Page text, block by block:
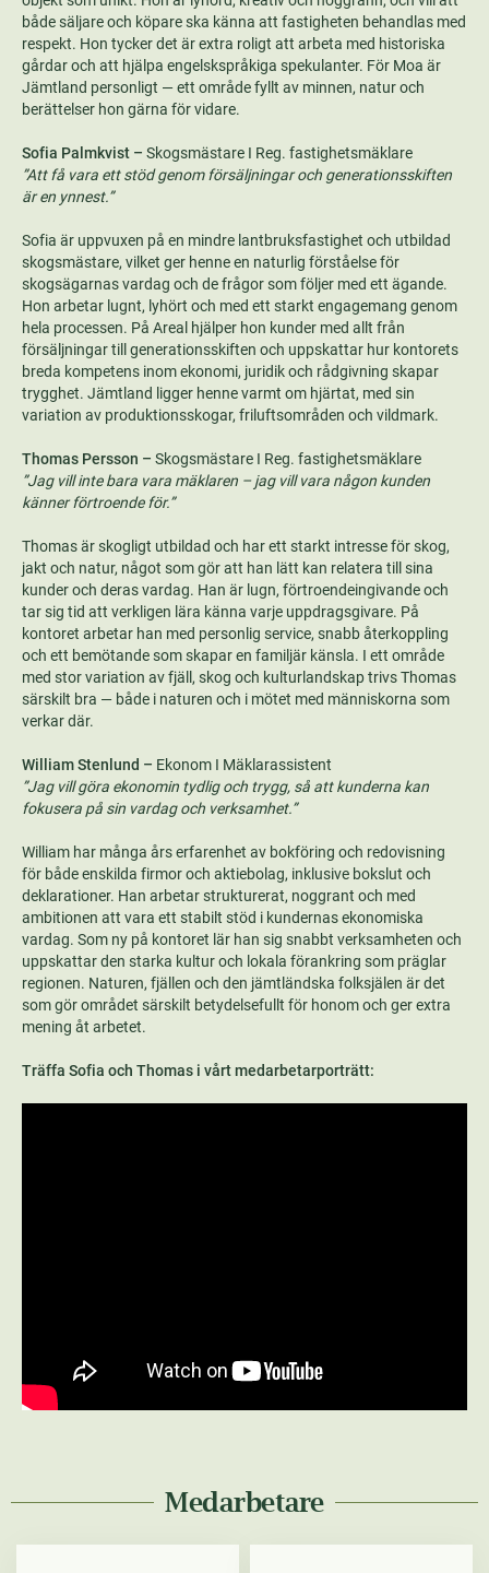
både säljare och köpare ska känna att fastigheten behandlas med
respekt. Hon tycker det är extra roligt att arbeta med historiska
gårdar och att hjälpa engelskspråkiga spekulanter. För Moa är
Jämtland personligt — ett område fyllt av minnen, natur och
berättelser hon gärna för vidare.
Sofia Palmkvist – Skogsmästare I Reg. fastighetsmäklare
”Att få vara ett stöd genom försäljningar och generationsskiften
är en ynnest.”
Sofia är uppvuxen på en mindre lantbruksfastighet och utbildad
skogsmästare, vilket ger henne en naturlig förståelse för
skogsägarnas vardag och de frågor som följer med ett ägande.
Hon arbetar lugnt, lyhört och med ett starkt engagemang genom
hela processen. På Areal hjälper hon kunder med allt från
försäljningar till generationsskiften och uppskattar hur kontorets
breda kompetens inom ekonomi, juridik och rådgivning skapar
trygghet. Jämtland ligger henne varmt om hjärtat, med sin
variation av produktionsskogar, friluftsområden och vildmark.
Thomas Persson – Skogsmästare I Reg. fastighetsmäklare
”Jag vill inte bara vara mäklaren – jag vill vara någon kunden
känner förtroende för.”
Thomas är skogligt utbildad och har ett starkt intresse för skog,
jakt och natur, något som gör att han lätt kan relatera till sina
kunder och deras vardag. Han är lugn, förtroendeingivande och
tar sig tid att verkligen lära känna varje uppdragsgivare. På
kontoret arbetar han med personlig service, snabb återkoppling
och ett bemötande som skapar en familjär känsla. I ett område
med stor variation av fjäll, skog och kulturlandskap trivs Thomas
särskilt bra — både i naturen och i mötet med människorna som
verkar där.
William Stenlund – Ekonom I Mäklarassistent
”Jag vill göra ekonomin tydlig och trygg, så att kunderna kan
fokusera på sin vardag och verksamhet.”
William har många års erfarenhet av bokföring och redovisning
för både enskilda firmor och aktiebolag, inklusive bokslut och
deklarationer. Han arbetar strukturerat, noggrant och med
ambitionen att vara ett stabilt stöd i kundernas ekonomiska
vardag. Som ny på kontoret lär han sig snabbt verksamheten och
uppskattar den starka kultur och lokala förankring som präglar
regionen. Naturen, fjällen och den jämtländska folksjälen är det
som gör området särskilt betydelsefullt för honom och ger extra
mening åt arbetet.
Träffa Sofia och Thomas i vårt medarbetarporträtt:
Medarbetare